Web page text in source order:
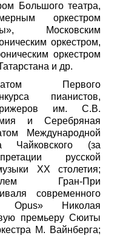
Большого театра,
оркестром
Московским
оркестром,
оркестром
и др.
Первого
пианистов,
им. С.В.
и Серебряная
Международной
(за
русской
ХХ столетия;
Гран-При
современного
Opus» Николая
премьеру Сюиты
М. Вайнберга;